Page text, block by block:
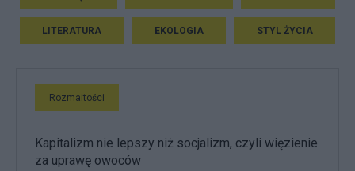
LITERATURA EKOLOGIA STYL ŻYCIA
Rozmaitości
Kapitalizm nie lepszy niż socjalizm, czyli więzienie
za uprawę owoców